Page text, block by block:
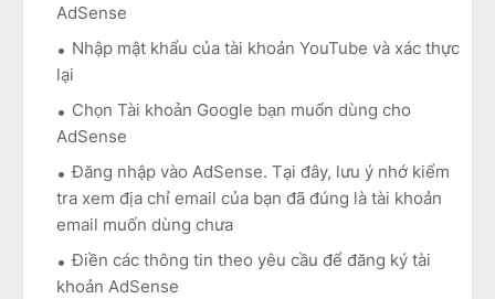
AdSense
Nhập mật khẩu của tài khoản YouTube và xác thực
lại
Chọn Tài khoản Google bạn muốn dùng cho
AdSense
Đăng nhập vào AdSense. Tại đây, lưu ý nhớ kiểm
tra xem địa chỉ email của bạn đã đúng là tài khoản
email muốn dùng chưa
Điền các thông tin theo yêu cầu để đăng ký tài
khoản AdSense